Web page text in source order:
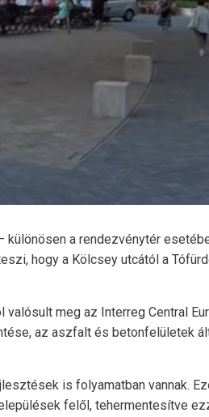
a rendezvénytér
hogy a Kölcsey utcától a
meg az Interreg Central
az aszfalt és betonfelületek
is folyamatban vannak.
felől, tehermentesítve